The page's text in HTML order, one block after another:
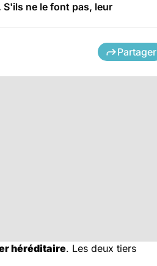
ne le font pas, leur
Partager
héréditaire. Les deux tiers